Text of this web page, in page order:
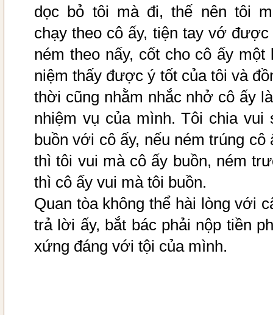
dọc bỏ tôi mà đi, thế nên tôi
chạy theo cô ấy, tiện tay vớ được
ném theo nấy, cốt cho cô ấy một
niệm thấy được ý tốt của tôi và
thời cũng nhằm nhắc nhở cô ấy
nhiệm vụ của mình. Tôi chia vui
buồn với cô ấy, nếu ném trúng cô
thì tôi vui mà cô ấy buồn, ném
thì cô ấy vui mà tôi buồn.
Quan tòa không thể hài lòng với
trả lời ấy, bắt bác phải nộp tiền
xứng đáng với tội của mình.